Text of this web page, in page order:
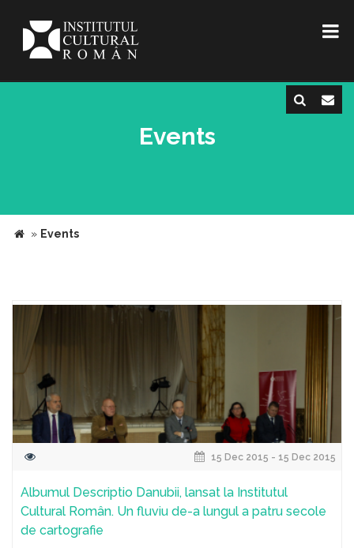
Events
» Events
15 Dec 2015 - 15 Dec 2015
Albumul Descriptio Danubii, lansat la Institutul
Cultural Român. Un fluviu de-a lungul a patru secole
de cartografie